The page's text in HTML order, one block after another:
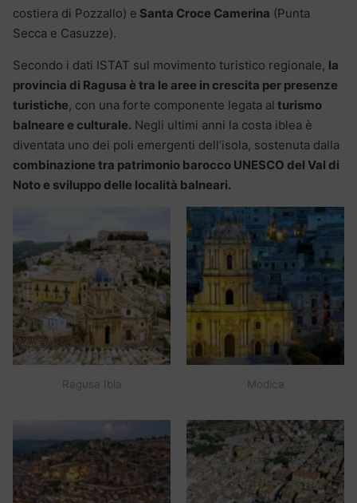
costiera di Pozzallo) e Santa Croce Camerina (Punta
Secca e Casuzze).
Secondo i dati ISTAT sul movimento turistico regionale, la
provincia di Ragusa è tra le aree in crescita per presenze
turistiche, con una forte componente legata al turismo
balneare e culturale. Negli ultimi anni la costa iblea è
diventata uno dei poli emergenti dell’isola, sostenuta dalla
combinazione tra patrimonio barocco UNESCO del Val di
Noto e sviluppo delle località balneari.
Ragusa Ibla Modica